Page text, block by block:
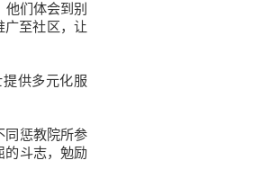
们体会到别
广至社区，让
供多元化服
惩教院所参
的斗志，勉励